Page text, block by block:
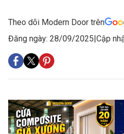
Theo dõi Modern Door trên
Đăng ngày: 28/09/2025|Cập